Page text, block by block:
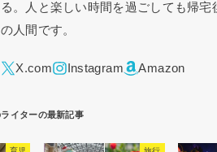
る。人と楽しい時間を過ごしても帰
の人間です。